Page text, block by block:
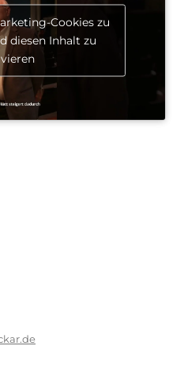
Cookies zu
diesen Inhalt zu